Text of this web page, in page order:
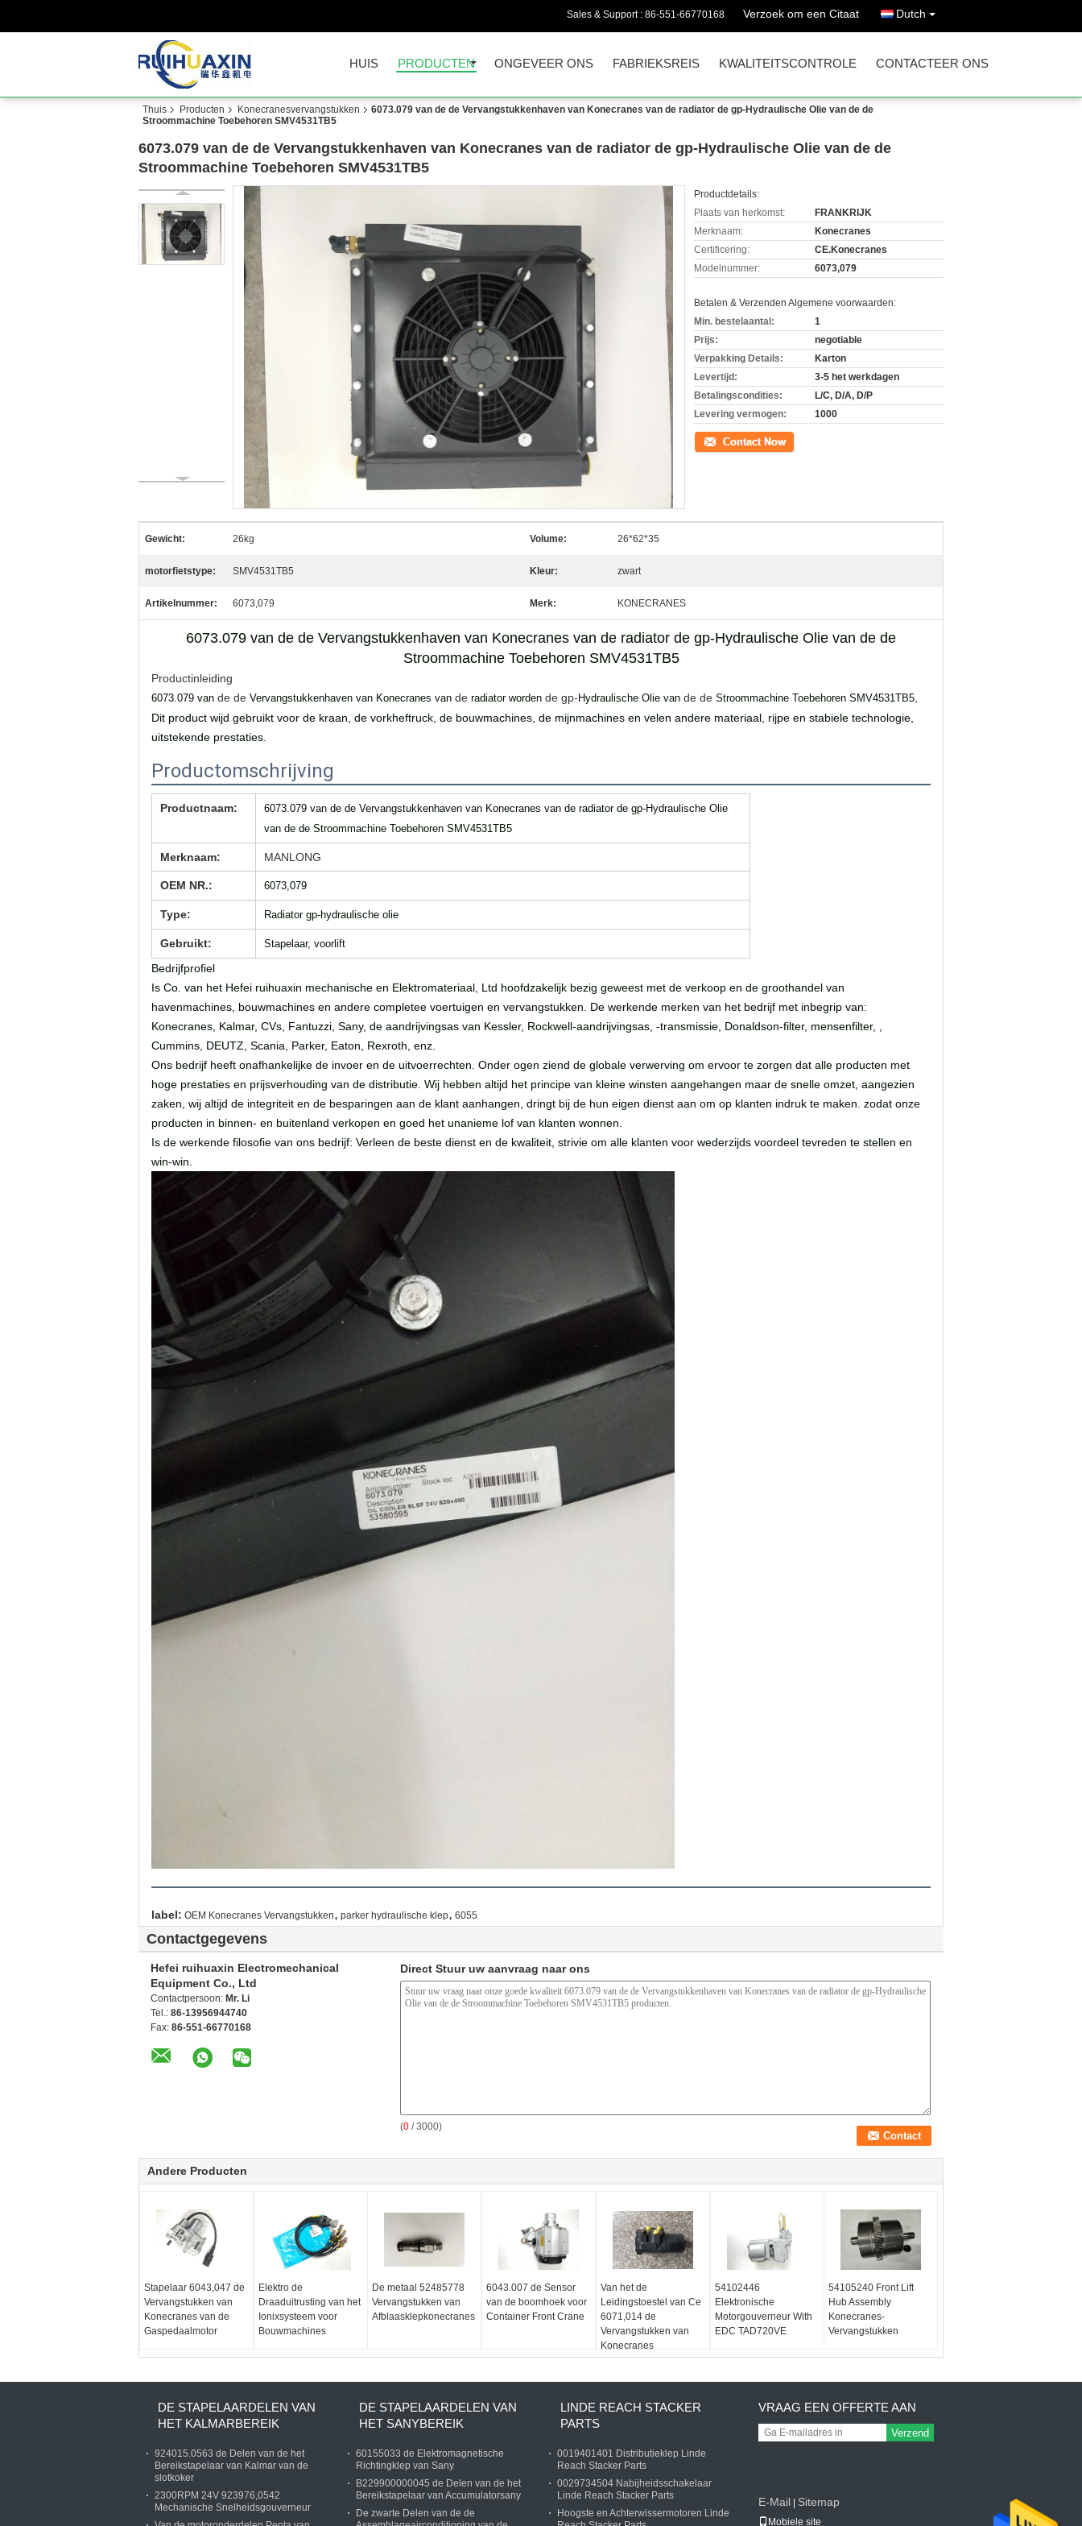
Sales & Support : 86-551-66770168 Verzoek om een Citaat Dutch
HUIS PRODUCTEN ONGEVEER ONS FABRIEKSREIS KWALITEITSCONTROLE CONTACTEER ONS
Thuis Producten Konecranesvervangstukken
6073.079 van de de Vervangstukkenhaven van Konecranes van de radiator de gp-Hydraulische Olie van de de
Stroommachine Toebehoren SMV4531TB5
6073.079 van de de Vervangstukkenhaven van Konecranes van de radiator de gp-Hydraulische Olie van de de
Stroommachine Toebehoren SMV4531TB5
Productdetails:
Plaats van herkomst:
FRANKRIJK
Merknaam:
Konecranes
Certificering:
CE.Konecranes
Modelnummer:
6073,079
Betalen & Verzenden Algemene voorwaarden:
Min. bestelaantal:
1
Prijs:
negotiable
Verpakking Details:
Karton
Levertijd:
3-5 het werkdagen
Betalingscondities:
L/C, D/A, D/P
Levering vermogen:
1000
Contact
Gewicht: 26kg Volume: 26*62*35
motorfietstype: SMV4531TB5 Kleur: zwart
Artikelnummer: 6073,079 Merk: KONECRANES
6073.079 van de de Vervangstukkenhaven van Konecranes van de radiator de gp-Hydraulische Olie van de de
Stroommachine Toebehoren SMV4531TB5
Productinleiding
6073.079 van de de Vervangstukkenhaven van Konecranes van de radiator worden de gp- Hydraulische Olie van de de Stroommachine Toebehoren SMV4531TB5
Dit product wijd gebruikt voor de kraan, de vorkheftruck, de bouwmachines, de mijnmachines en velen andere materiaal, rijpe en stabiele technologie,
uitstekende prestaties.
Productomschrijving
Productnaam:
6073.079 van de de Vervangstukkenhaven van Konecranes van de radiator de gp-Hydraulische Olie
van de de Stroommachine Toebehoren SMV4531TB5
Merknaam: MANLONG
OEM NR.: 6073,079
Type: Radiator gp-hydraulische olie
Gebruikt: Stapelaar, voorlift
Bedrijfprofiel
Is Co. van het Hefei ruihuaxin mechanische en Elektromateriaal, Ltd hoofdzakelijk bezig geweest met de verkoop en de groothandel van
havenmachines, bouwmachines en andere completee voertuigen en vervangstukken. De werkende merken van het bedrijf met inbegrip van:
Konecranes, Kalmar, CVs, Fantuzzi, Sany, de aandrijvingsas van Kessler, Rockwell-aandrijvingsas, -transmissie, Donaldson-filter, mensenfilter, ,
Cummins, DEUTZ, Scania, Parker, Eaton, Rexroth, enz.
Ons bedrijf heeft onafhankelijke de invoer en de uitvoerrechten. Onder ogen ziend de globale verwerving om ervoor te zorgen dat alle producten met
hoge prestaties en prijsverhouding van de distributie. Wij hebben altijd het principe van kleine winsten aangehangen maar de snelle omzet, aangezien
zaken, wij altijd de integriteit en de besparingen aan de klant aanhangen, dringt bij de hun eigen dienst aan om op klanten indruk te maken. zodat onze
producten in binnen- en buitenland verkopen en goed het unanieme lof van klanten wonnen.
Is de werkende filosofie van ons bedrijf: Verleen de beste dienst en de kwaliteit, strivie om alle klanten voor wederzijds voordeel tevreden te stellen en
win-win.
label: OEM Konecranes Vervangstukken, parker hydraulische klep, 6055
Contactgegevens
Hefei ruihuaxin Electromechanical
Equipment Co., Ltd
Contactpersoon: Mr. Li
Tel.: 86-13956944740
Fax: 86-551-66770168
Direct Stuur uw aanvraag naar ons
(0 / 3000)
Andere Producten
Stapelaar 6043,047 de
Vervangstukken van
Konecranes van de
Gaspedaalmotor
Elektro de
Draaduitrusting van het
Ionixsysteem voor
Bouwmachines
De metaal 52485778
Vervangstukken van
Afblaasklepkonecranes
6043.007 de Sensor
van de boomhoek voor
Container Front Crane
Van het de
Leidingstoestel van Ce
6071,014 de
Vervangstukken van
Konecranes
54102446
Elektronische
Motorgouverneur With
EDC TAD720VE
54105240 Front Lift
Hub Assembly
Konecranes-
Vervangstukken
DE STAPELAARDELEN VAN
HET KALMARBEREIK
924015.0563 de Delen van de het
Bereikstapelaar van Kalmar van de
slotkoker
2300RPM 24V 923976,0542
Mechanische Snelheidsgouverneur
DE STAPELAARDELEN VAN
HET SANYBEREIK
60155033 de Elektromagnetische
Richtingklep van Sany
B229900000045 de Delen van de het
Bereikstapelaar van Accumulatorsany
De zwarte Delen van de de
LINDE REACH STACKER
PARTS
0019401401 Distributieklep Linde
Reach Stacker Parts
0029734504 Nabijheidsschakelaar
Linde Reach Stacker Parts
Hoogste en Achterwissermotoren Linde
VRAAG EEN OFFERTE AAN
Verzend
E-Mail Sitemap
Mobiele site